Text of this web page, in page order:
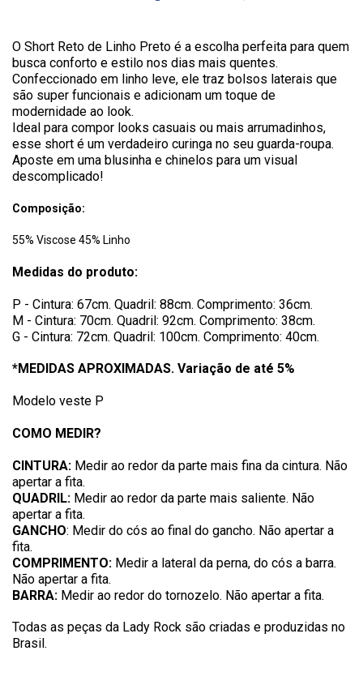
O Short Reto de Linho Preto é a escolha perfeita para quem
busca conforto e estilo nos dias mais quentes.
Confeccionado em linho leve, ele traz bolsos laterais que
são super funcionais e adicionam um toque de
modernidade ao look.
Ideal para compor looks casuais ou mais arrumadinhos,
esse short é um verdadeiro curinga no seu guarda-roupa.
Aposte em uma blusinha e chinelos para um visual
descomplicado!
Composição:
55% Viscose 45% Linho
Medidas do produto:
P - Cintura: 67cm. Quadril: 88cm. Comprimento: 36cm.
M - Cintura: 70cm. Quadril: 92cm. Comprimento: 38cm.
G - Cintura: 72cm. Quadril: 100cm. Comprimento: 40cm.
*MEDIDAS APROXIMADAS. Variação de até 5%
Modelo veste P
COMO MEDIR?
CINTURA: Medir ao redor da parte mais fina da cintura. Não
apertar a fita.
QUADRIL: Medir ao redor da parte mais saliente. Não
apertar a fita.
GANCHO: Medir do cós ao final do gancho. Não apertar a
fita.
COMPRIMENTO: Medir a lateral da perna, do cós a barra.
Não apertar a fita.
BARRA: Medir ao redor do tornozelo. Não apertar a fita.
Todas as peças da Lady Rock são criadas e produzidas no
Brasil.